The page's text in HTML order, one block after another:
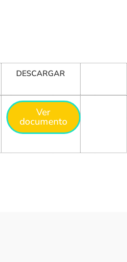
DESCARGAR
Ver
documento